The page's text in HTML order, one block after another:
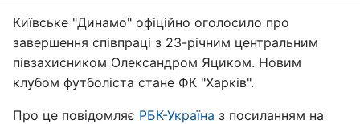
Київське "Динамо" офіційно оголосило про
завершення співпраці з 23-річним центральним
півзахисником Олександром Яциком. Новим
клубом футболіста стане ФК "Харків".
Про це повідомляє РБК-Україна з посиланням на